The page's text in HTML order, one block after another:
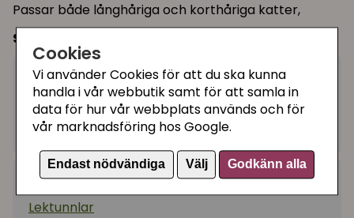
Cookies
Vi använder Cookies för att du ska kunna
handla i vår webbutik samt för att samla in
data för hur vår webbplats används och för
vår marknadsföring hos Google.
Endast nödvändiga Välj Godkänn alla
Passar både långhåriga och korthåriga katter,
Storlek:
189 kr − + Köp
I lager, leveranstid 1-3 vardagar
Kategorier:
Lektunnlar